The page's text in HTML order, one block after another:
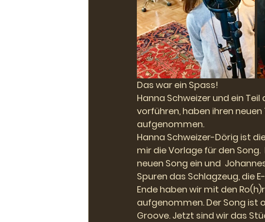
Das war ein Spass!
Hanna Schweizer und ein Teil
vorführen, haben ihren
aufgenommen.
Hanna Schweizer-Dörig ist
mir die Vorlage für den
neuen Song ein und
Spuren das Schlagzeug, die
Ende haben wir mit den
aufgenommen. Der Song ist
Groove. Jetzt sind wir das